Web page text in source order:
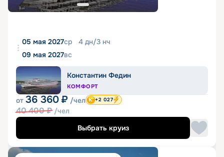
05 мая 2027ср 4 дн/3 нч
09 мая 2027вс
Константин Федин
КОМФОРТ
от 36 360 ₽ /чел
40 400₽ /чел
+2 027
Выбрать круиз